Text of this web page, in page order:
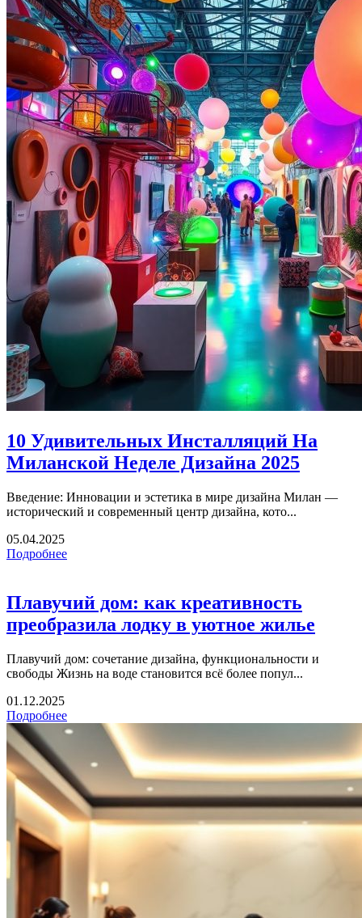
10 Удивительных Инсталляций На
Миланской Неделе Дизайна 2025
Введение: Инновации и эстетика в мире дизайна Милан —
исторический и современный центр дизайна, кото...
05.04.2025
Подробнее
Плавучий дом: как креативность
преобразила лодку в уютное жилье
Плавучий дом: сочетание дизайна, функциональности и
свободы Жизнь на воде становится всё более попул...
01.12.2025
Подробнее